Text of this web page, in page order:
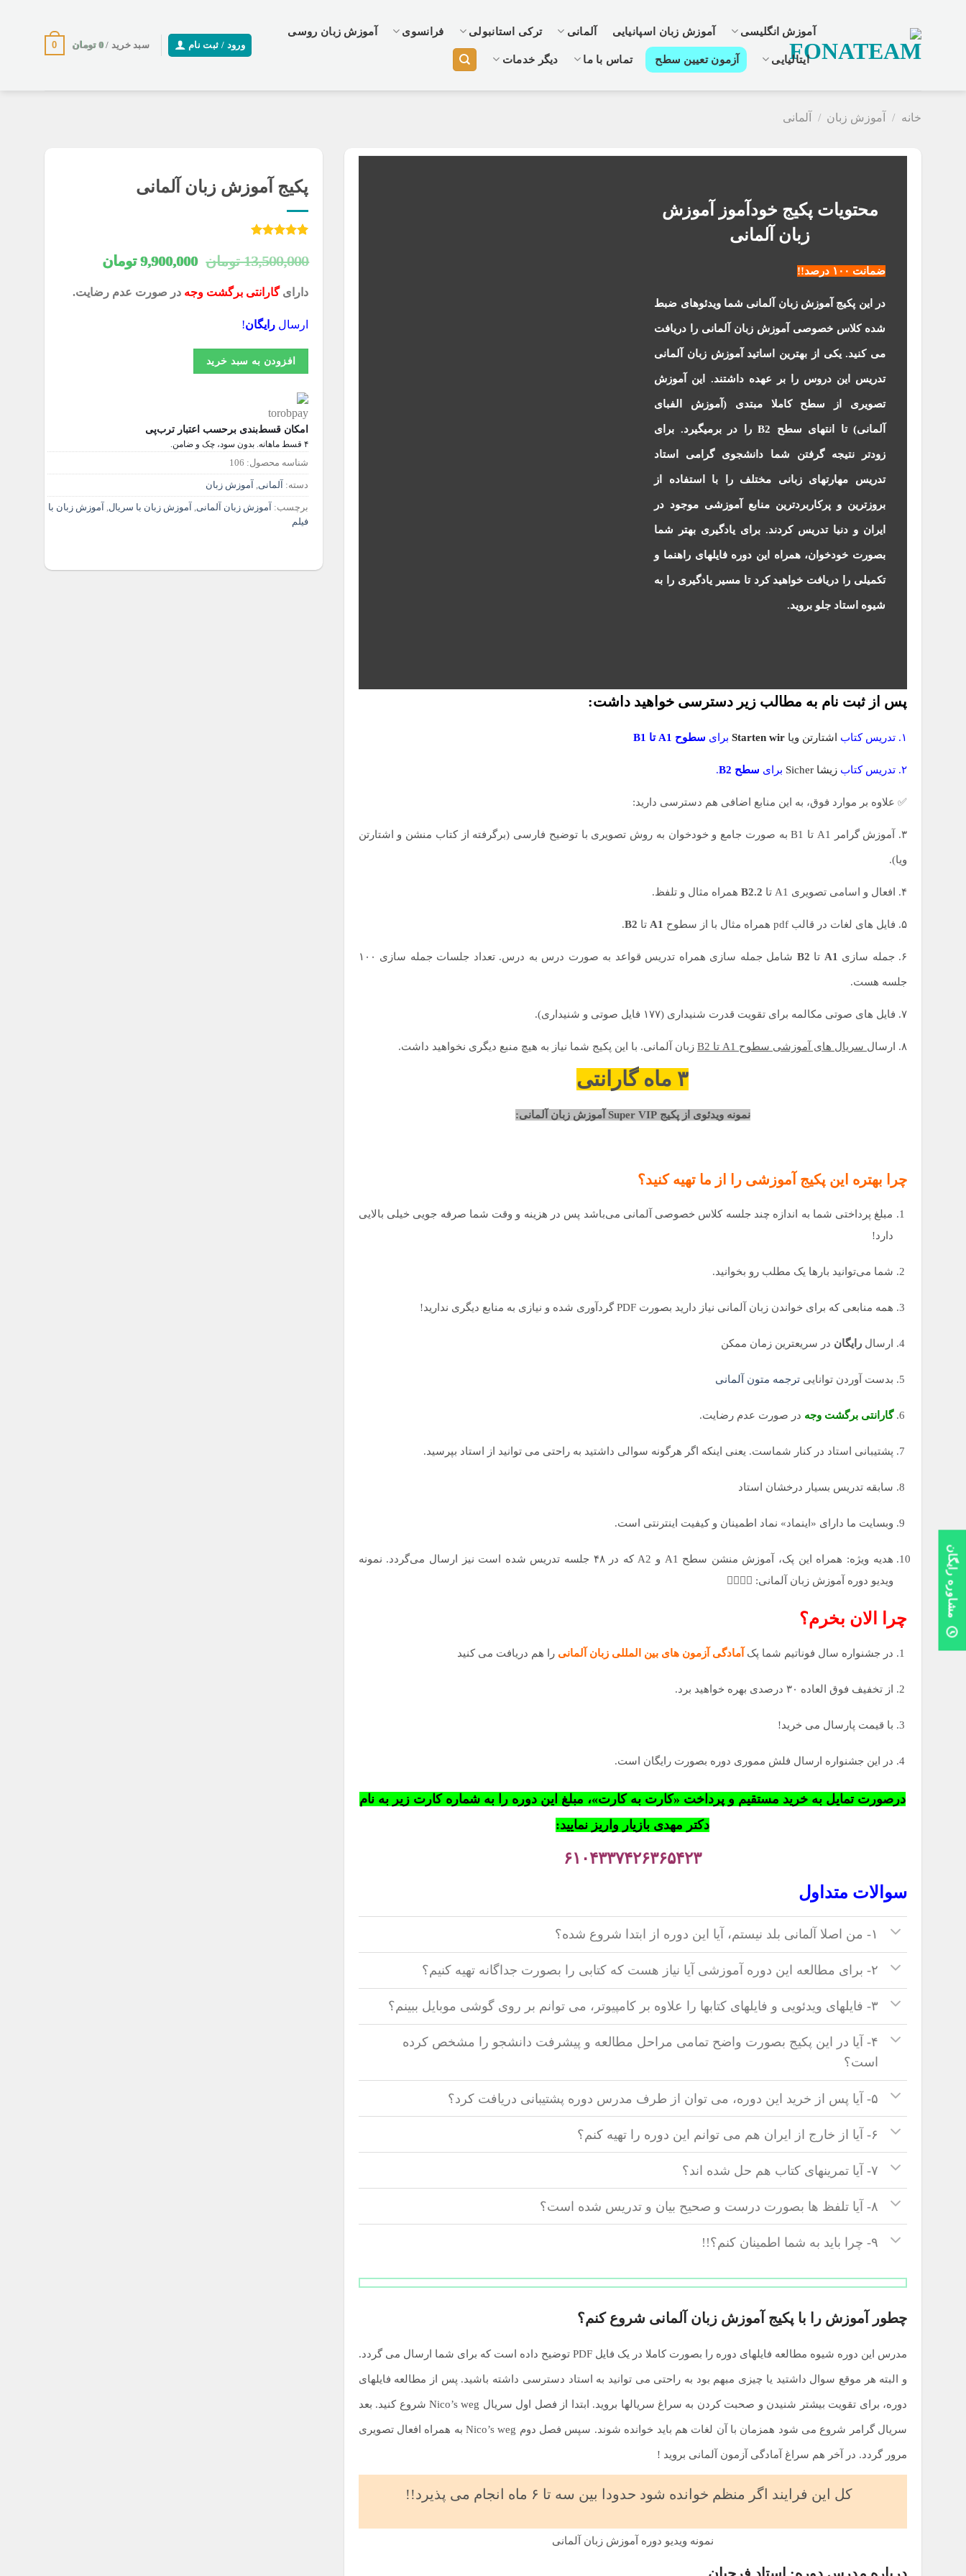
آموزش انگلیسی آموزش زبان اسپانیایی آلمانی ترکی استانبولی فرانسوی آموزش زبان روسی
ایتالیایی آزمون تعیین سطح تماس با ما دیگر خدمات
ورود / ثبت نام سبد خرید /0 تومان 0
خانه / آموزش زبان / آلمانی
محتویات پکیج خودآموز آموزش
زبان آلمانی
ضمانت ۱۰۰ درصد!!
در این پکیج آموزش زبان آلمانی شما ویدئوهای ضبط
شده کلاس خصوصی آموزش زبان آلمانی را دریافت
می کنید. یکی از بهترین اساتید آموزش زبان آلمانی
تدریس این دروس را بر عهده داشتند. این آموزش
تصویری از سطح کاملا مبتدی (آموزش الفبای
آلمانی) تا انتهای سطح B2 را در برمیگیرد. برای
زودتر نتیجه گرفتن شما دانشجوی گرامی استاد
تدریس مهارتهای زبانی مختلف را با استفاده از
بروزترین و پرکاربردترین منابع آموزشی موجود در
ایران و دنیا تدریس کردند. برای یادگیری بهتر شما
بصورت خودخوان، همراه این دوره فایلهای راهنما و
تکمیلی را دریافت خواهید کرد تا مسیر یادگیری را به
شیوه استاد جلو بروید.
پس از ثبت نام به مطالب زیر دسترسی خواهید داشت:
۱. تدریس کتاب اشتارتن ویا Starten wir برای سطوح A1 تا B1
۲. تدریس کتاب زیشا Sicher برای سطح B2 .
✅ علاوه بر موارد فوق، به این منابع اضافی هم دسترسی دارید:
۳. آموزش گرامر A1 تا B1 به صورت جامع و خودخوان به روش تصویری با توضیح فارسی (برگرفته از کتاب منشن و اشتارتن
ویا).
۴. افعال و اسامی تصویری A1 تا B2.2 همراه مثال و تلفظ.
۵. فایل های لغات در قالب pdf همراه مثال با از سطوح A1 تا B2
.
۶. جمله سازی A1 تا B2 شامل جمله سازی همراه تدریس قواعد به صورت درس به درس. تعداد جلسات جمله سازی ۱۰۰
جلسه هست.
۷. فایل های صوتی مکالمه برای تقویت قدرت شنیداری (۱۷۷ فایل صوتی و شنیداری).
۸. ارسال سریال های آموزشی سطوح A1 تا B2 زبان آلمانی. با این پکیج شما نیاز به هیچ منبع دیگری نخواهید داشت.
۳ ماه گارانتی
نمونه ویدئوی از پکیج Super VIP آموزش زبان آلمانی:
چرا بهتره این پکیج آموزشی را از ما تهیه کنید؟
مبلغ پرداختی شما به اندازه چند جلسه کلاس خصوصی آلمانی می‌باشد پس در هزینه و وقت شما صرفه جویی خیلی بالایی
دارد!
شما می‌توانید بارها یک مطلب رو بخوانید.
همه منابعی که برای خواندن زبان آلمانی نیاز دارید بصورت PDF گردآوری شده و نیازی به منابع دیگری ندارید!
ارسالرایگان در سریعترین زمان ممکن
بدست آوردن تواناییترجمه متون آلمانی
گارانتی برگشت وجه در صورت عدم رضایت.
پشتیبانی استاد در کنار شماست. یعنی اینکه اگر هرگونه سوالی داشتید به راحتی می توانید از استاد بپرسید.
سابقه تدریس بسیار درخشان استاد
وبسایت ما دارای «اینماد» نماد اطمینان و کیفیت اینترنتی است.
هدیه ویژه: همراه این پک، آموزش منشن سطح A1 و A2 که در ۴۸ جلسه تدریس شده است نیز ارسال می‌گردد. نمونه
ویدیو دوره آموزش زبان آلمانی: 👇🏻👇🏻
چرا الان بخرم؟
در جشنواره سال فوناتیم شما پک آمادگی آزمون های بین المللی زبان آلمانی را هم دریافت می کنید
از تخفیف فوق العاده ۳۰ درصدی بهره خواهید برد.
با قیمت پارسال می خرید!
در این جشنواره ارسال فلش مموری دوره بصورت رایگان است.
درصورت تمایل به خرید مستقیم و پرداخت «کارت به کارت»، مبلغ این دوره را به شماره کارت زیر به نام
دکتر مهدی بازیار واریز نمایید:
۶۱۰۴۳۳۷۴۲۶۳۶۵۴۲۳
سوالات متداول
۱- من اصلا آلمانی بلد نیستم، آیا این دوره از ابتدا شروع شده؟
۲- برای مطالعه این دوره آموزشی آیا نیاز هست که کتابی را بصورت جداگانه تهیه کنیم؟
۳- فایلهای ویدئویی و فایلهای کتابها را علاوه بر کامپیوتر، می توانم بر روی گوشی موبایل ببینم؟
۴- آیا در این پکیج بصورت واضح تمامی مراحل مطالعه و پیشرفت دانشجو را مشخص کرده
است؟
۵- آیا پس از خرید این دوره، می توان از طرف مدرس دوره پشتیبانی دریافت کرد؟
۶- آیا از خارج از ایران هم می توانم این دوره را تهیه کنم؟
۷- آیا تمرینهای کتاب هم حل شده اند؟
۸- آیا تلفظ ها بصورت درست و صحیح بیان و تدریس شده است؟
۹- چرا باید به شما اطمینان کنم؟!!
چطور آموزش را با پکیج آموزش زبان آلمانی شروع کنم؟
مدرس این دوره شیوه مطالعه فایلهای دوره را بصورت کاملا در یک فایل PDF توضیح داده است که برای شما ارسال می گردد.
و البته هر موقع سوال داشتید یا چیزی مبهم بود به راحتی می توانید به استاد دسترسی داشته باشید. پس از مطالعه فایلهای
دوره، برای تقویت بیشتر شنیدن و صحبت کردن به سراغ سریالها بروید. ابتدا از فصل اول سریال Nico’s weg شروع کنید. بعد
سریال گرامر شروع می شود همزمان با آن لغات هم باید خوانده شوند. سپس فصل دوم Nico’s weg به همراه افعال تصویری
مرور گردد. در آخر هم سراغ آمادگی آزمون آلمانی بروید !
کل این فرایند اگر منظم خوانده شود حدودا بین سه تا ۶ ماه انجام می پذیرد!!
نمونه ویدیو دوره آموزش زبان آلمانی
پکیج آموزش زبان آلمانی
5.00
از 5
مشتری
13,500,000 تومان قیمت
9,900,000 تومانقیمت
فعلی
دارایگارانتی برگشت وجه در صورت عدم رضایت.
ارسال رایگان!
افزودن به سبد خرید
امکان قسط‌بندی برحسب اعتبار ترب‌پی
۴ قسط ماهانه. بدون سود، چک و ضامن.
شناسه محصول: 106
دسته: آلمانی, آموزش زبان
برچسب: آموزش زبان آلمانی, آموزش زبان با سریال,
آموزش زبان با
فیلم
مشاوره رایگان